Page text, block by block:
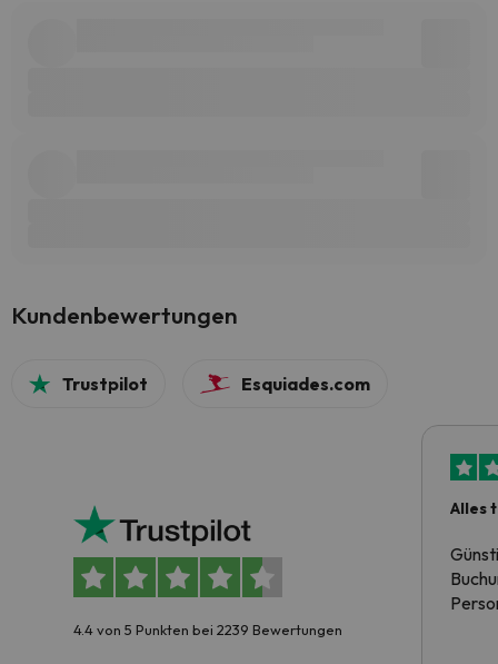
Kundenbewertungen
Trustpilot Esquiades.com
4.4 von 5 Punkten bei 2239 Bewertungen
Alles